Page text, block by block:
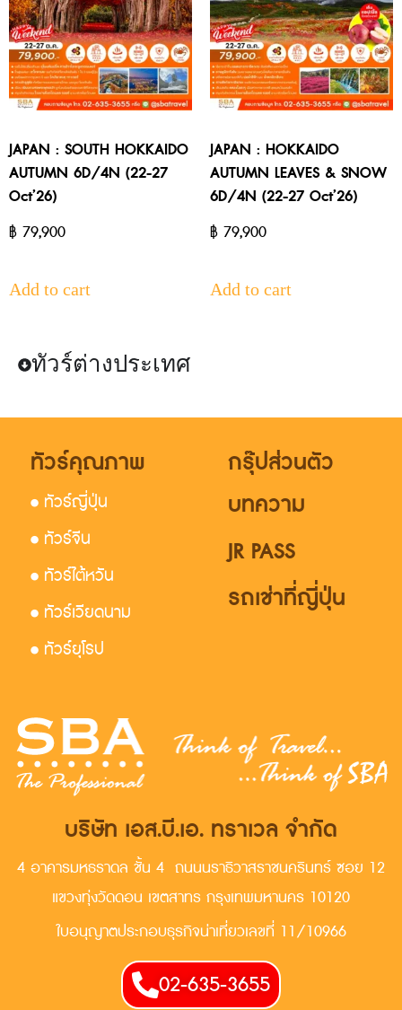
คุณภาพจาก SBA Travel
JAPAN : SOUTH HOKKAIDO
AUTUMN 6D/4N (22-27
Oct’26)
฿ 79,900
Add to cart
JAPAN : HOKKAIDO
AUTUMN LEAVES & SNOW
6D/4N (22-27 Oct’26)
฿ 79,900
Add to cart
ทัวร์ต่างประเทศ
ทัวร์คุณภาพ
• ทัวร์ญี่ปุ่น
• ทัวร์จีน
• ทัวร์ไต้หวัน
• ทัวร์เวียดนาม
• ทัวร์ยุโรป
กรุ๊ปส่วนตัว
บทความ
JR PASS
รถเช่าที่ญี่ปุ่น
บริษัท เอส.บี.เอ. ทราเวล จำกัด
4 อาคารมหธราดล ชั้น 4 ถนนนราธิวาสราชนครินทร์ ซอย 12
แขวงทุ่งวัดดอน เขตสาทร กรุงเทพมหานคร 10120
ใบอนุญาตประกอบธุรกิจน่าเที่ยวเลขที่ 11/10966
02-635-3655